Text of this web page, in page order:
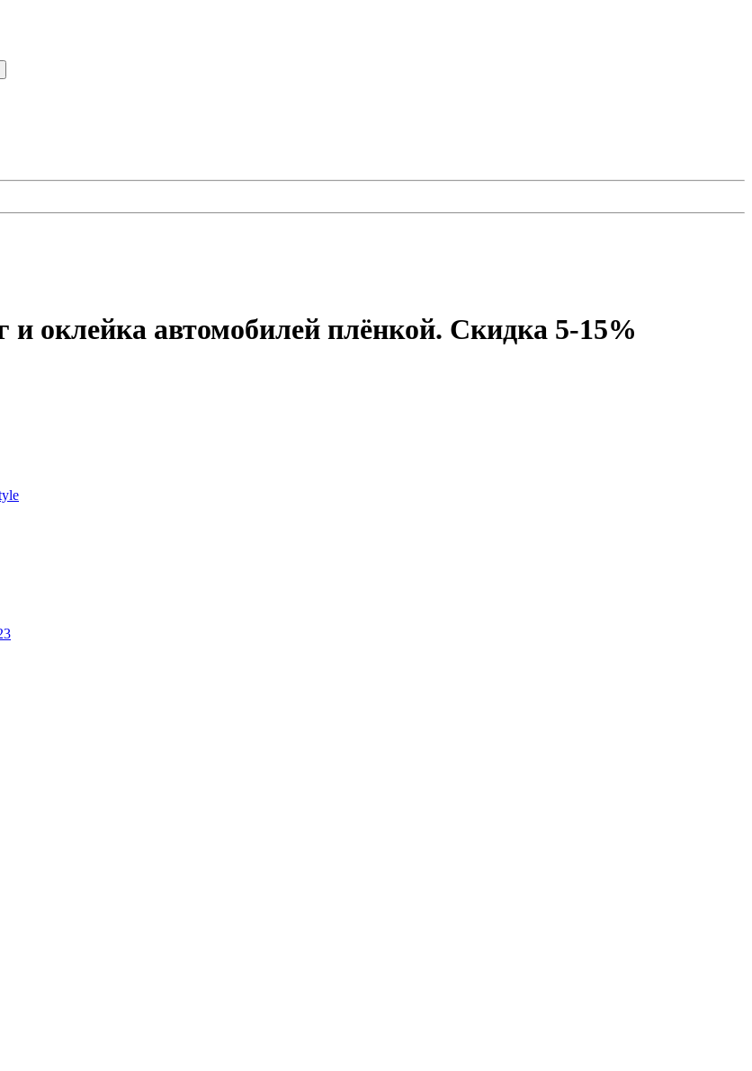
оклейка автомобилей плёнкой. Скидка 5-15%